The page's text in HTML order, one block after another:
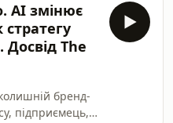
тримають
те, як
людей у
чому
баланс
скільки
маркетинг та як
AI змінює
Досвід The
бренд-
підприємець, а